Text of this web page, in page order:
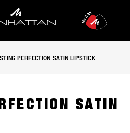
PERFECTION SATIN LIPSTICK
SATIN